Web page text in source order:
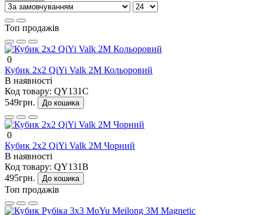
Топ продажів
0
Кубик 2х2 QiYi Valk 2M Кольоровий
В наявності
Код товару: QY131C
549грн.
До кошика
0
Кубик 2х2 QiYi Valk 2M Чорний
В наявності
Код товару: QY131B
495грн.
До кошика
Топ продажів